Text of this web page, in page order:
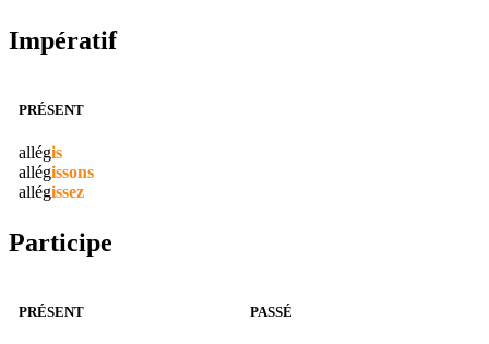
Impératif
PRÉSENT
allégis
allégissons
allégissez
Participe
PRÉSENT PASSÉ